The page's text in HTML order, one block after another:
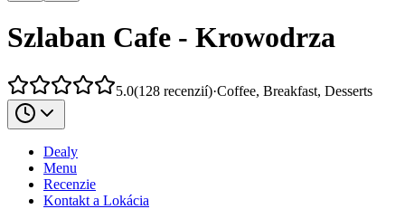
Szlaban Cafe - Krowodrza
5.0(128 recenzií)·Coffee, Breakfast, Desserts
Dealy
Menu
Recenzie
Kontakt a Lokácia